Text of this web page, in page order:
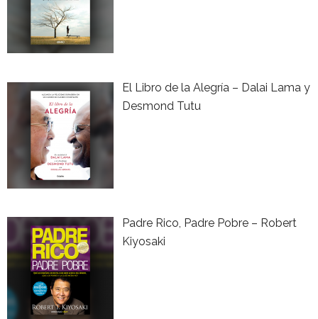
El Libro de la Alegría – Dalai Lama y
Desmond Tutu
Padre Rico, Padre Pobre – Robert
Kiyosaki